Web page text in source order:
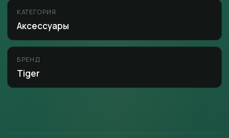
КАТЕГОРИЯ
Аксессуары
БРЕНД
Tiger